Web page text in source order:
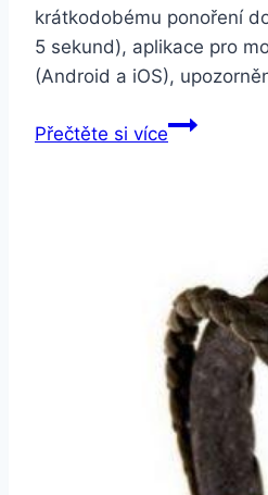
krátkodobému ponoření
5 sekund), aplikace pro
(Android a iOS),
Přečtěte si víceCUBE1